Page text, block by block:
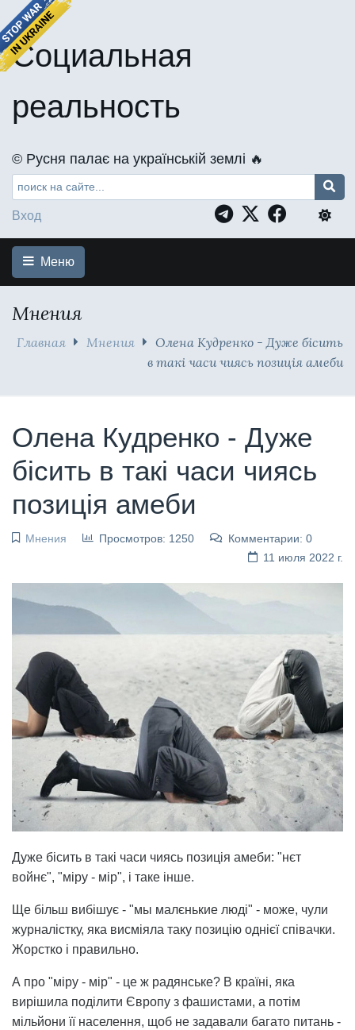
Социальная
реальность
©️ Русня палає на українській землі 🔥
Вход
Меню
Мнения
Главная Мнения
Олена Кудренко - Дуже бісить
в такі часи чиясь позиція амеби
Олена Кудренко - Дуже
бісить в такі часи чиясь
позиція амеби
Мнения Просмотров: 1250
Комментарии: 0
11 июля 2022 г.
Дуже бісить в такі часи чиясь позиція амеби: "нєт
войнє", "міру - мір", і таке інше.
Ще більш вибішує - "мы малєнькие люді" - може, чули
журналістку, яка висміяла таку позицію однієї співачки.
Жорстко і правильно.
А про "міру - мір" - це ж радянське? В країні, яка
вирішила поділити Європу з фашистами, а потім
мільйони її населення, щоб не задавали багато питань -